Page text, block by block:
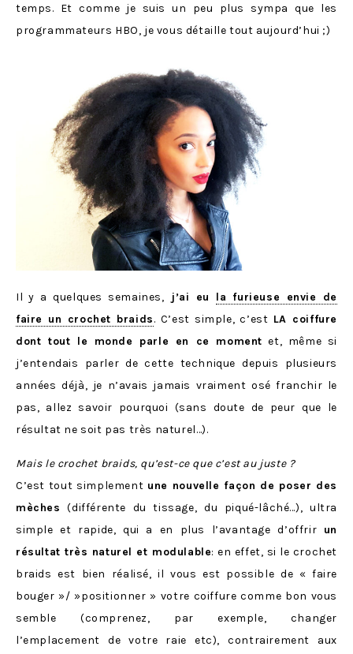
temps. Et comme je suis un peu plus sympa que les
programmateurs HBO, je vous détaille tout aujourd’hui ;)
Il y a quelques semaines, j’ai eu la furieuse envie de
faire un crochet braids. C’est simple, c’est LA coiffure
dont tout le monde parle en ce moment et, même si
j’entendais parler de cette technique depuis plusieurs
années déjà, je n’avais jamais vraiment osé franchir le
pas, allez savoir pourquoi (sans doute de peur que le
résultat ne soit pas très naturel…).
Mais le crochet braids, qu’est-ce que c’est au juste ?
C’est tout simplement une nouvelle façon de poser des
mèches (différente du tissage, du piqué-lâché…), ultra
simple et rapide, qui a en plus l’avantage d’offrir un
résultat très naturel et modulable: en effet, si le crochet
braids est bien réalisé, il vous est possible de « faire
bouger »/ »positionner » votre coiffure comme bon vous
semble (comprenez, par exemple, changer
l’emplacement de votre raie etc), contrairement aux